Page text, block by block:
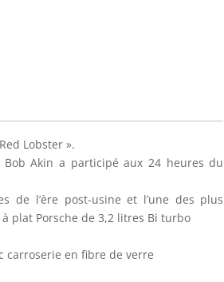
Lobster ».
Akin a participé aux 24 heures du
de l’ère post-usine et l’une des plus
plat Porsche de 3,2 litres Bi turbo
carroserie en fibre de verre